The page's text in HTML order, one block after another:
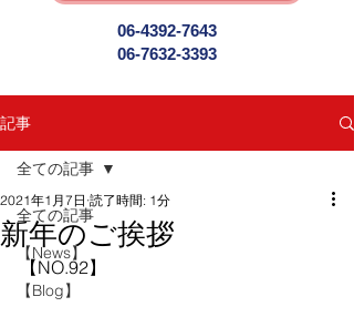
06-7632-3393
06-4392-7643
記事
全ての記事
【News】
【Blog】
全ての記事
新年のご挨拶
2021年1月7日 読了時間: 1分
【NO.92】